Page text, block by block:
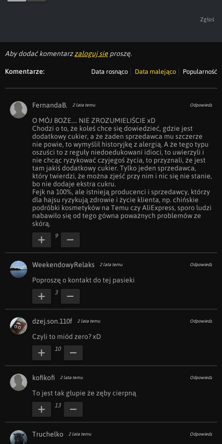
Zgłoś
Aby dodać komentarzzaloguj się proszę.
Komentarze: Data rosnąco Data malejąco Popularność
FernandaB. 2 lata temu Odpowiedz
O MÓJ BOŻE.... NIE ZROZUMIELIŚCIE xD
Chodzi o to, że koleś chce się dowiedzieć, gdzie jest
dodatkowy cukier, a że żaden sprzedawca mu szczerze
nie powie, to wymyślił historyjkę z alergią. A że tego typu
oszuści to z reguły niedoedukowani idioci, to uwierzyli i
nie chcąc ryzykować czyjegoś życia, to przyznali, że jest
tam jakiś dodatkowy cukier. Tylko jeden sprzedawca,
który twierdzi, że można zjeść przy nim i nic się nie stanie,
bo nie dodaje ekstra cukru.
Fejk na 100%, ale istnieją producenci i sprzedawcy, którzy
dla hajsu ryzykują zdrowie i życie klienta, np. chińskie
podróbki kosmetyków na Temu czy AliExpress, sporo ludzi
nabawiło się od tego gówna poważnych problemów ze
skórą.
9
WeekendowyRelaks 2 lata temu Odpowiedz
Poproszę o kontakt do tej pasieki
3
dzej.son.110f 2 lata temu Odpowiedz
Czyli to miód zero? xD
10
kofikofi 2 lata temu Odpowiedz
To jest tak głupie że zęby cierpną
13
Truchelko 2 lata temu Odpowiedz